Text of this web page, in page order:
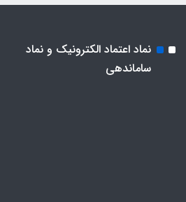
نماد اعتماد الکترونیک و نماد
ساماندهی